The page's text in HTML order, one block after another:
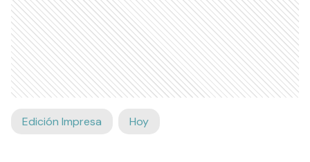
Edición Impresa Hoy